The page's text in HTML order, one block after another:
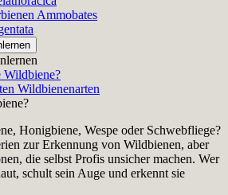
Ammobates
Wildbiene?
Wildbienenarten
Honigbiene, Wespe oder Schwebfliege?
zur Erkennung von Wildbienen, aber
die selbst Profis unsicher machen. Wer
schult sein Auge und erkennt sie